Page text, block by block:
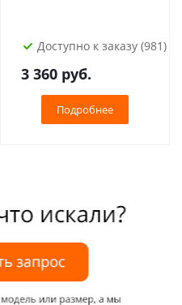
Доступно к заказу (981)
3 360 руб.
Подробнее